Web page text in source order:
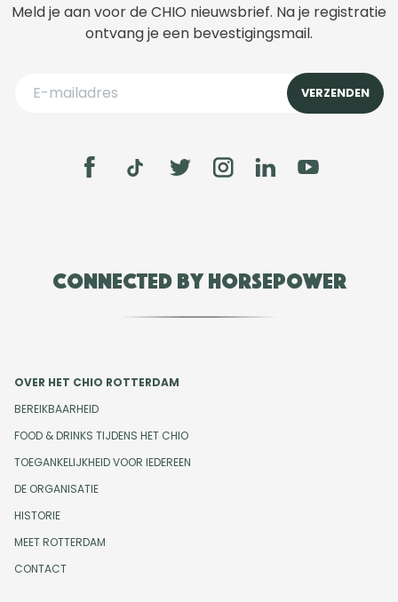
Meld je aan voor de CHIO nieuwsbrief. Na je registratie
ontvang je een bevestigingsmail.
Connected by Horsepower
OVER HET CHIO ROTTERDAM
BEREIKBAARHEID
FOOD & DRINKS TIJDENS HET CHIO
TOEGANKELIJKHEID VOOR IEDEREEN
DE ORGANISATIE
HISTORIE
MEET ROTTERDAM
CONTACT